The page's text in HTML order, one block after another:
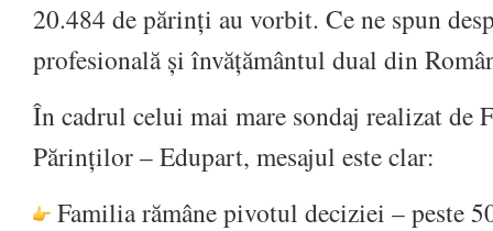
20.484 de părinți au vorbit. Ce ne spun
profesională și învățământul dual din
În cadrul celui mai mare sondaj realizat de
Părinților – Edupart, mesajul este clar:
Familia rămâne pivotul deciziei – peste